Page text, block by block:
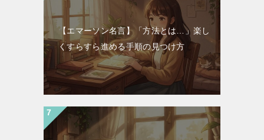
【エマーソン名言】「方法とは…」楽し
くすらすら進める手順の見つけ方